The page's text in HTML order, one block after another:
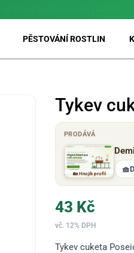
PĚSTOVÁNÍ ROSTLIN
Tykev
PRODÁVÁ
🏡 Hnojík profil 🧺
43 Kč
vč. 12% DPH
Tykev cuketa